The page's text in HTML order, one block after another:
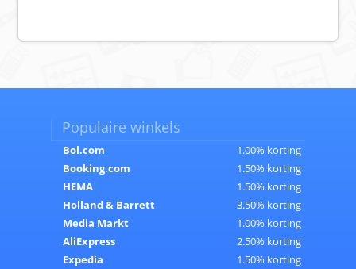
Populaire winkels
Bol.com
1.00% korting
Booking.com
1.50% korting
HEMA
1.50% korting
Holland & Barrett
3.50% korting
Media Markt
1.00% korting
AliExpress
2.50% korting
Expedia
1.50% korting